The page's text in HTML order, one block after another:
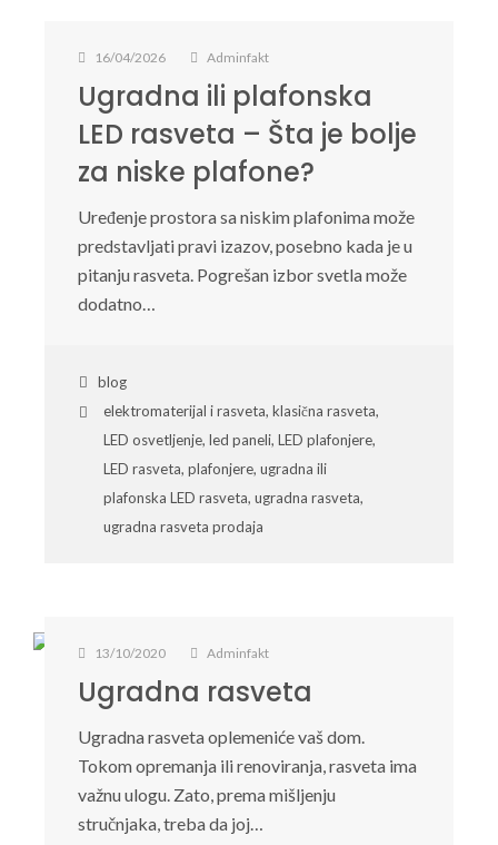
16/04/2026 Adminfakt
Ugradna ili plafonska
LED rasveta – Šta je bolje
za niske plafone?
Uređenje prostora sa niskim plafonima može
predstavljati pravi izazov, posebno kada je u
pitanju rasveta. Pogrešan izbor svetla može
dodatno…
blog
elektromaterijal i rasveta, klasična rasveta,
LED osvetljenje, led paneli, LED plafonjere,
LED rasveta, plafonjere, ugradna ili
plafonska LED rasveta, ugradna rasveta,
ugradna rasveta prodaja
13/10/2020 Adminfakt
Ugradna rasveta
Ugradna rasveta oplemeniće vaš dom.
Tokom opremanja ili renoviranja, rasveta ima
važnu ulogu. Zato, prema mišljenju
stručnjaka, treba da joj…